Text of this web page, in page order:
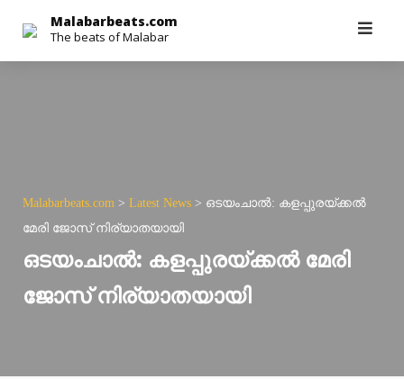
content
Malabarbeats.com
The beats of Malabar
Malabarbeats.com > Latest News > ഒടയംചാൽ: കളപ്പുരയ്ക്കൽ
മേരി ജോസ് നിര്യാതയായി
ഒടയംചാൽ: കളപ്പുരയ്ക്കൽ മേരി
ജോസ് നിര്യാതയായി